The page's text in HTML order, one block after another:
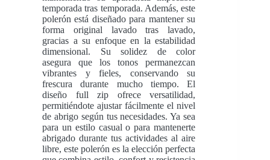
temporada tras temporada. Además, este
polerón está diseñado para mantener su
forma original lavado tras lavado,
gracias a su enfoque en la estabilidad
dimensional. Su solidez de color
asegura que los tonos permanezcan
vibrantes y fieles, conservando su
frescura durante mucho tiempo. El
diseño full zip ofrece versatilidad,
permitiéndote ajustar fácilmente el nivel
de abrigo según tus necesidades. Ya sea
para un estilo casual o para mantenerte
abrigado durante tus actividades al aire
libre, este polerón es la elección perfecta